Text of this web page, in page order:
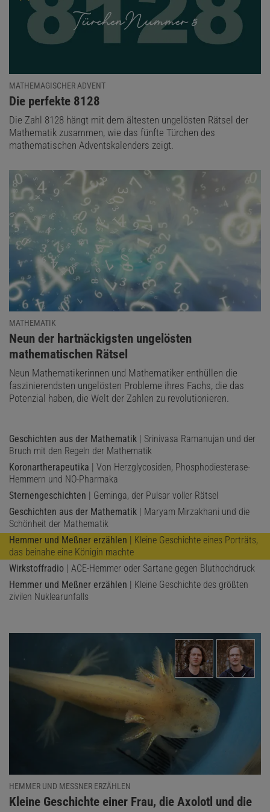
MATHEMAGISCHER ADVENT
:
Die perfekte 8128
Die Zahl 8128 hängt mit dem ältesten ungelösten Rätsel der
Mathematik zusammen, wie das fünfte Türchen des
mathematischen Adventskalenders zeigt.
MATHEMATIK
:
Neun der hartnäckigsten ungelösten
mathematischen Rätsel
Neun Mathematikerinnen und Mathematiker enthüllen die
faszinierendsten ungelösten Probleme ihres Fachs, die das
Potenzial haben, die Welt der Zahlen zu revolutionieren.
Geschichten aus der Mathematik | Srinivasa Ramanujan und der
Bruch mit den Regeln der Mathematik
Koronartherapeutika | Von Herzglycosiden, Phosphodiesterase-
Hemmern und NO-Pharmaka
Sternengeschichten | Geminga, der Pulsar voller Rätsel
Geschichten aus der Mathematik | Maryam Mirzakhani und die
Schönheit der Mathematik
Hemmer und Meßner erzählen | Kleine Geschichte eines Porträts,
das beinahe eine Königin machte
Wirkstoffradio | ACE-Hemmer oder Sartane gegen Bluthochdruck
Hemmer und Meßner erzählen | Kleine Geschichte des größten
zivilen Nuklearunfalls
HEMMER UND MESSNER ERZÄHLEN
:Kleine Geschichte einer Frau, die Axolotl und die